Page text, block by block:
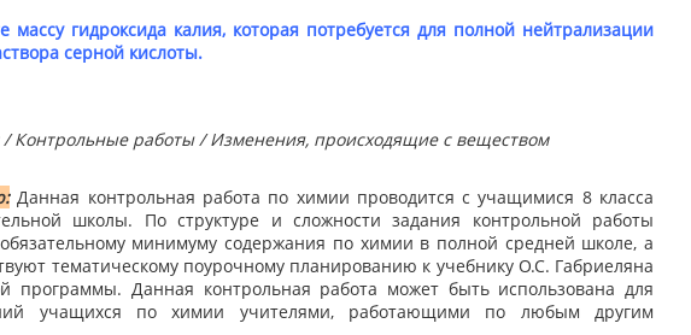
массу гидроксида калия, которая потребуется для полной нейтрализации
серной кислоты.
/ Контрольные работы / Изменения, происходящие с веществом
Данная контрольная работа по химии проводится с учащимися 8 класса
школы. По структуре и сложности задания контрольной работы
обязательному минимуму содержания по химии в полной средней школе, а
тематическому поурочному планированию к учебнику О.С. Габриеляна
программы. Данная контрольная работа может быть использована для
учащихся по химии учителями, работающими по любым другим